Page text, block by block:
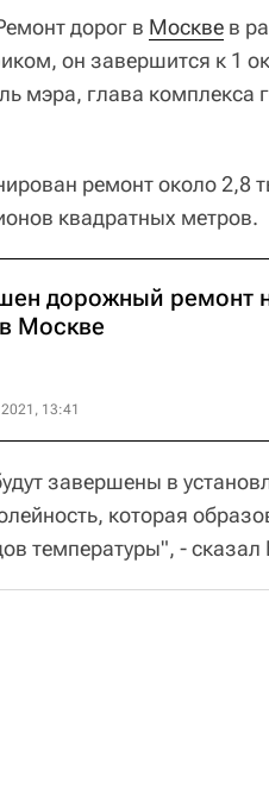
дорог в Москве в
он завершится к 1
мэра, глава комплекса
ремонт около 2,8
квадратных метров.
дорожный ремонт
Москве
2021, 13:41
завершены в
которая
температуры", -